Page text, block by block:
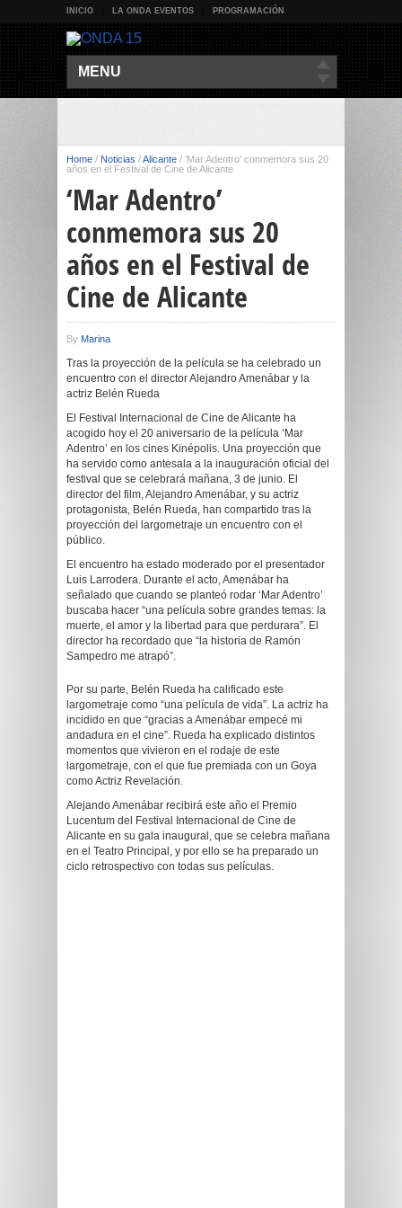
INICIO LA ONDA EVENTOS PROGRAMACIÓN
MENU
Home / Noticias /Alicante / ‘Mar Adentro’ conmemora sus 20
años en el Festival de Cine de Alicante
‘Mar Adentro’
conmemora sus 20
años en el Festival de
Cine de Alicante
By Marina
Tras la proyección de la película se ha celebrado un
encuentro con el director Alejandro Amenábar y la
actriz Belén Rueda
El Festival Internacional de Cine de Alicante ha
acogido hoy el 20 aniversario de la película ‘Mar
Adentro’ en los cines Kinépolis. Una proyección que
ha servido como antesala a la inauguración oficial del
festival que se celebrará mañana, 3 de junio. El
director del film, Alejandro Amenábar, y su actriz
protagonista, Belén Rueda, han compartido tras la
proyección del largometraje un encuentro con el
público.
El encuentro ha estado moderado por el presentador
Luis Larrodera. Durante el acto, Amenábar ha
señalado que cuando se planteó rodar ‘Mar Adentro’
buscaba hacer “una película sobre grandes temas: la
muerte, el amor y la libertad para que perdurara”. El
director ha recordado que “la historia de Ramón
Sampedro me atrapó”.
Por su parte, Belén Rueda ha calificado este
largometraje como “una película de vida”. La actriz ha
incidido en que “gracias a Amenábar empecé mi
andadura en el cine”. Rueda ha explicado distintos
momentos que vivieron en el rodaje de este
largometraje, con el que fue premiada con un Goya
como Actriz Revelación.
Alejando Amenábar recibirá este año el Premio
Lucentum del Festival Internacional de Cine de
Alicante en su gala inaugural, que se celebra mañana
en el Teatro Principal, y por ello se ha preparado un
ciclo retrospectivo con todas sus películas.